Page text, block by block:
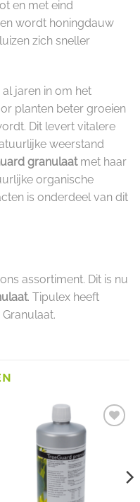
en met eind
wordt honingdauw
zich sneller
jaren in om het
planten beter groeien
Dit levert vitalere
weerstand
granulaat met haar
organische
is onderdeel van dit
assortiment. Dit is nu
. Tipulex heeft
Toevoegen
verlanglijst